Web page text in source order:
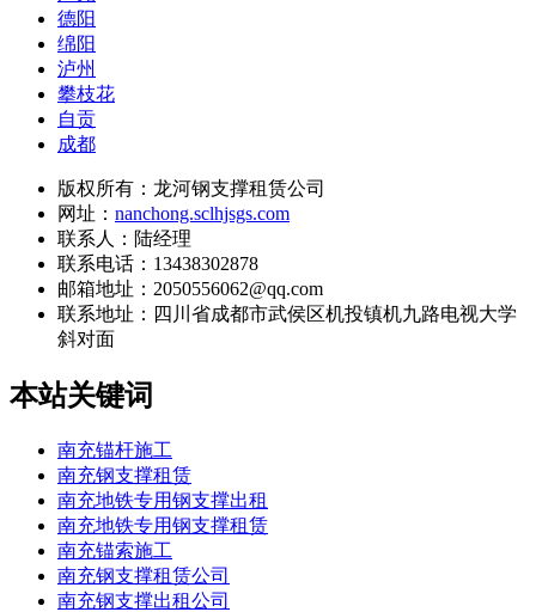
德阳
绵阳
泸州
攀枝花
自贡
成都
版权所有：龙河钢支撑租赁公司
网址： nanchong.sclhjsgs.com
联系人：陆经理
联系电话：13438302878
邮箱地址：2050556062@qq.com
联系地址： 四川省成都市武侯区机投镇机九路电视大学
斜对面
本站关键词
南充锚杆施工
南充钢支撑租赁
南充地铁专用钢支撑出租
南充地铁专用钢支撑租赁
南充锚索施工
南充钢支撑租赁公司
南充钢支撑出租公司